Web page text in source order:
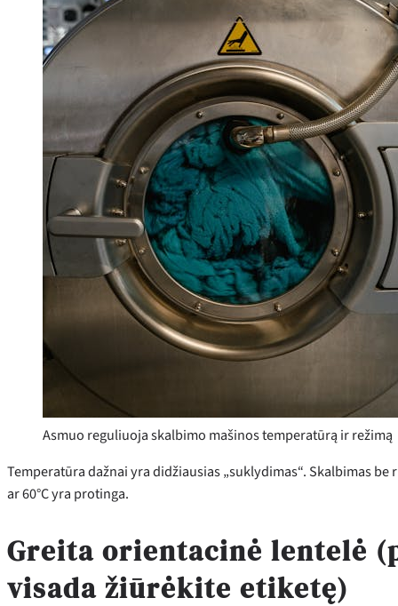
Asmuo reguliuoja skalbimo mašinos temperatūrą ir režimą
Temperatūra dažnai yra didžiausias „suklydimas“. Skalbimas
ar 60°C yra protinga.
Greita orientacinė lentelė
visada žiūrėkite etiketę)